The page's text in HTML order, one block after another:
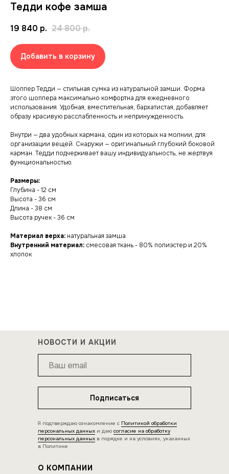
Тедди кофе замша
19 840 р. 24 800р.
Добавить в корзину
Шоппер Тедди — стильная сумка из натуральной замши. Форма
этого шоппера максимально комфортна для ежедневного
использования. Удобная, вместительная, бархатистая, добавляет
образу красивую расслабленность и непринужденность.
Внутри — два удобных кармана, один из которых на молнии, для
организации вещей. Снаружи — оригинальный глубокий боковой
карман. Тедди подчеркивает вашу индивидуальность, не жертвуя
функциональностью.
Размеры:
Глубина - 12 см
Высота - 36 см
Длина - 38 см
Высота ручек - 36 см
Материал верха: натуральная замша
Внутренний материал: смесовая ткань - 80% полиэстер и 20%
хлопок
Подписаться
Я подтверждаю ознакомление с Политикой обработки
персональных данных и даю согласие на обработку
персональных данных в порядке и на условиях, указанных
в Политике
НОВОСТИ И АКЦИИ
О КОМПАНИИ